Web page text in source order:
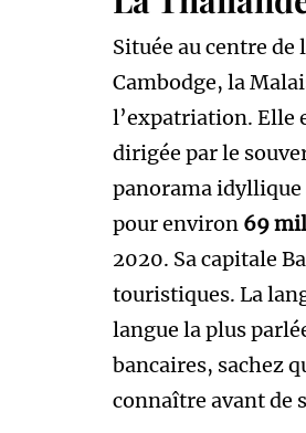
Située au centre
Cambodge, la
l’expatriation. Elle
dirigée par le
panorama idyllique
pour environ 69
2020. Sa capitale
touristiques. La
langue la plus
bancaires, sachez
connaître avant de